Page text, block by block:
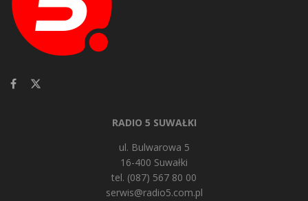
RADIO 5 SUWAŁKI
ul. Bulwarowa 5
16-400 Suwałki
tel. (087) 567 80 00
serwis@radio5.com.pl